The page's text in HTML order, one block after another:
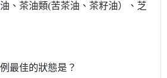
、茶油類(苦茶油、茶籽油）、芝
最佳的狀態是？